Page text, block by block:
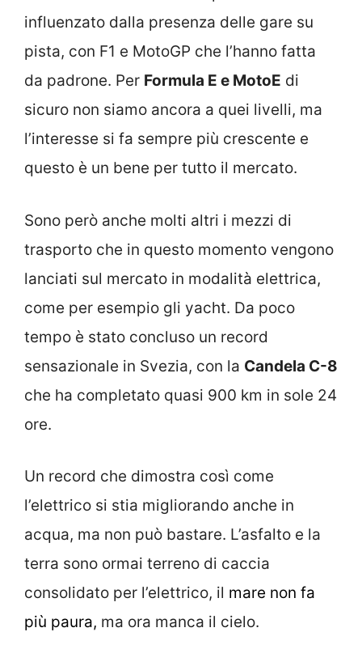
influenzato dalla presenza delle gare su
pista, con F1 e MotoGP che l’hanno fatta
da padrone. Per Formula E e MotoE di
sicuro non siamo ancora a quei livelli, ma
l’interesse si fa sempre più crescente e
questo è un bene per tutto il mercato.
Sono però anche molti altri i mezzi di
trasporto che in questo momento vengono
lanciati sul mercato in modalità elettrica,
come per esempio gli yacht. Da poco
tempo è stato concluso un record
sensazionale in Svezia, con la Candela C-8
che ha completato quasi 900 km in sole 24
ore.
Un record che dimostra così come
l’elettrico si stia migliorando anche in
acqua, ma non può bastare. L’asfalto e la
terra sono ormai terreno di caccia
consolidato per l’elettrico, il mare non fa
più paura, ma ora manca il cielo.